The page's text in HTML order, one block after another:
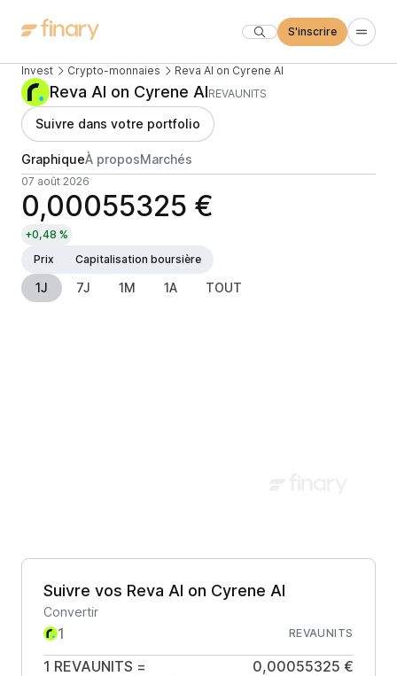
S'inscrire
Invest Crypto-monnaies Reva AI on Cyrene AI
Reva AI on Cyrene AIREVAUNITS
Suivre dans votre portfolio
GraphiqueÀ proposMarchés
07 août 2026
0,00055325 €
+0,48 %
Prix
Capitalisation boursière
1J 7J 1M 1A TOUT
Suivre vos Reva AI on Cyrene AI
Convertir
REVAUNITS
1 REVAUNITS = 0,00055325 €